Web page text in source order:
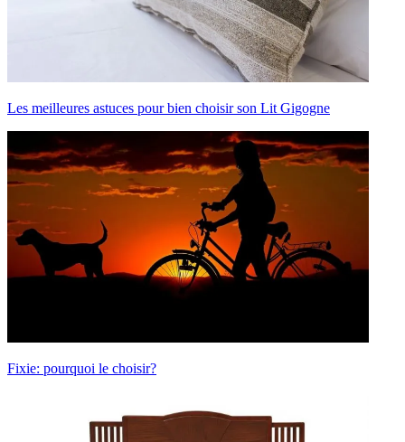
Les meilleures astuces pour bien choisir son Lit Gigogne
Fixie: pourquoi le choisir?